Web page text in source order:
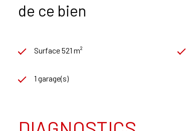
de ce bien
Surface 521 m²
1 garage(s)